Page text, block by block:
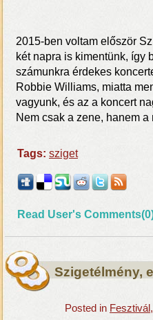
2015-ben voltam először
két napra is kimentünk, így
számunkra érdekes
Robbie Williams, miatta
vagyunk, és az a koncert
Nem csak a zene, hanem
Tags: sziget
Read User's
Szigetélmény,
Posted in Fesztivál